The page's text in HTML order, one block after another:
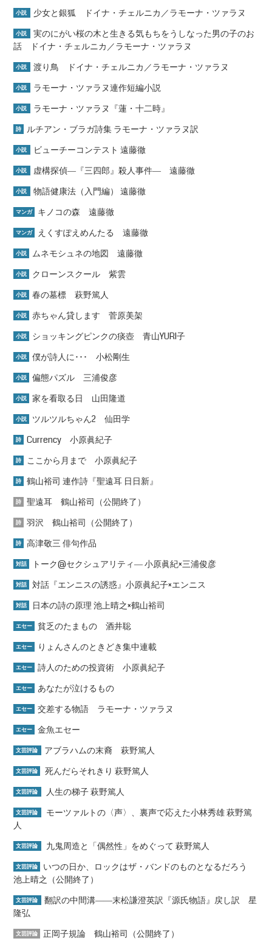
小説 少女と銀狐 ドイナ・チェルニカ／ラモーナ・ツァラヌ
小説
実のにがい桜の木と生きる気もちをうしなった男の子のお
話 ドイナ・チェルニカ／ラモーナ・ツァラヌ
小説 渡り鳥 ドイナ・チェルニカ／ラモーナ・ツァラヌ
小説 ラモーナ・ツァラヌ連作短編小説
小説 ラモーナ・ツァラヌ『蓮・十二時』
詩 ルチアン・ブラガ詩集 ラモーナ・ツァラヌ訳
小説 ビューチーコンテスト 遠藤徹
小説 虚構探偵―『三四郎』殺人事件― 遠藤徹
小説 物語健康法（入門編） 遠藤徹
マンガ キノコの森 遠藤徹
マンガ えくすぽえめんたる 遠藤徹
小説 ムネモシュネの地図 遠藤徹
小説 クローンスクール 紫雲
小説 春の墓標 萩野篤人
小説 赤ちゃん貸します 菅原美架
小説 ショッキングピンクの痰壺 青山YURI子
小説 僕が詩人に･･･ 小松剛生
小説 偏態パズル 三浦俊彦
小説 家を看取る日 山田隆道
小説 ツルツルちゃん2 仙田学
詩 Currency 小原眞紀子
詩 ここから月まで 小原眞紀子
詩 鶴山裕司 連作詩『聖遠耳 日日新』
詩 聖遠耳 鶴山裕司（公開終了）
詩 羽沢 鶴山裕司（公開終了）
詩 高津敬三 俳句作品
対話 トーク@セクシュアリティ― 小原眞紀×三浦俊彦
対話 対話『エンニスの誘惑』小原眞紀子×エンニス
対話 日本の詩の原理 池上晴之×鶴山裕司
エセー 貧乏のたまもの 酒井聡
エセー りょんさんのときどき集中連載
エセー 詩人のための投資術 小原眞紀子
エセー あなたが泣けるもの
エセー 交差する物語 ラモーナ・ツァラヌ
エセー 金魚エセー
文芸評論 アブラハムの末裔 萩野篤人
文芸評論 死んだらそれきり 萩野篤人
文芸評論 人生の梯子 萩野篤人
文芸評論
モーツァルトの〈声〉、裏声で応えた小林秀雄 萩野篤
人
文芸評論 九鬼周造と「偶然性」をめぐって 萩野篤人
文芸評論
いつの日か、ロックはザ・バンドのものとなるだろう
池上晴之（公開終了）
文芸評論
翻訳の中間溝――末松謙澄英訳『源氏物語』戻し訳 星
隆弘
文芸評論 正岡子規論 鶴山裕司（公開終了）